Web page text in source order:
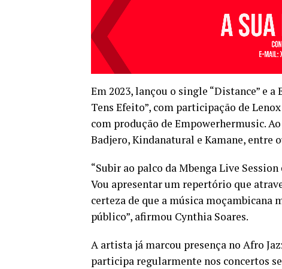
Em 2023, lançou o single “Distance” e
Tens Efeito”, com participação de
com produção de Empowerhermusic.
Badjero, Kindanatural e Kamane, entre
“Subir ao palco da Mbenga Live
Vou apresentar um repertório que
certeza de que a música moçambicana
público”, afirmou Cynthia Soares.
A artista já marcou presença no Afro
participa regularmente nos concertos